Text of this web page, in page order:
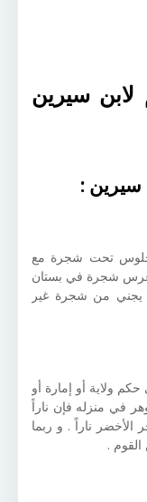
سيرين
سيرين :
تحت شجرة مع
غرس شجرة في بستان
يجني من شجرة غير
ولاية أو إمارة أو
في منزله فإن ناراً
ناراً . و ربما
.